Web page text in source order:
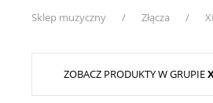
Sklep muzyczny Złącza
ZOBACZ PRODUKTY W GRUPIE